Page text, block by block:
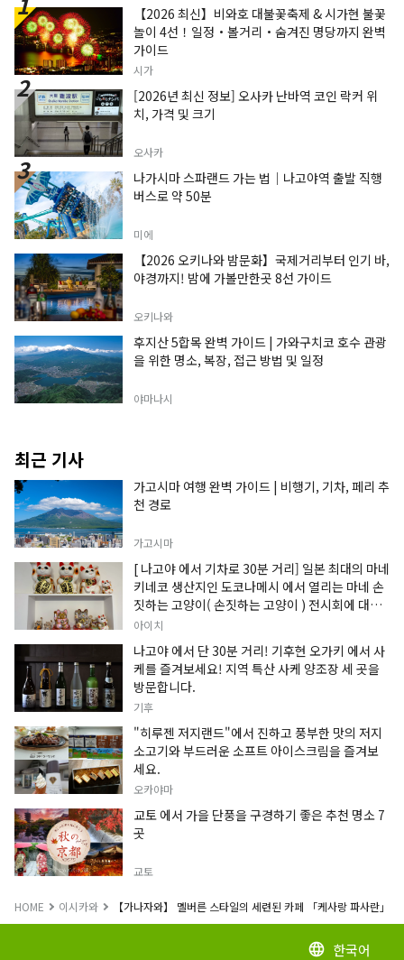
서의 이야기를, 마음껏 즐겨주세요.
【2026 최신】비와호 대불꽃축제 & 시가현 불꽃
놀이 4선！일정・볼거리・숨겨진 명당까지 완벽
가이드
시가
[2026년 최신 정보] 오사카 난바역 코인 락커 위
치, 가격 및 크기
오사카
나가시마 스파랜드 가는 법｜나고야역 출발 직행
버스로 약 50분
미에
【2026 오키나와 밤문화】국제거리부터 인기 바,
야경까지! 밤에 가볼만한곳 8선 가이드
오키나와
후지산 5합목 완벽 가이드 | 가와구치코 호수 관광
을 위한 명소, 복장, 접근 방법 및 일정
야마나시
최근 기사
가고시마 여행 완벽 가이드 | 비행기, 기차, 페리 추
천 경로
가고시마
[ 나고야 에서 기차로 30분 거리] 일본 최대의 마네
키네코 생산지인 도코나메시 에서 열리는 마네 손
짓하는 고양이( 손짓하는 고양이 ) 전시회에 대한
정보입니다.
아이치
나고야 에서 단 30분 거리! 기후현 오가키 에서 사
케를 즐겨보세요! 지역 특산 사케 양조장 세 곳을
방문합니다.
기후
"히루젠 저지랜드"에서 진하고 풍부한 맛의 저지
소고기와 부드러운 소프트 아이스크림을 즐겨보
세요.
오카야마
교토 에서 가을 단풍을 구경하기 좋은 추천 명소 7
곳
교토
HOME 이시카와 【가나자와】 멜버른 스타일의 세련된 카페 「케사랑 파사란」
language 한국어